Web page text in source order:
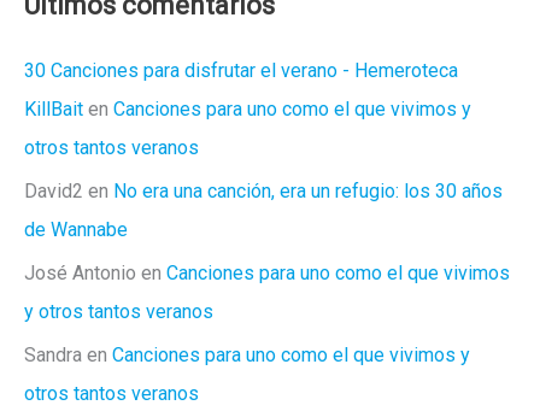
30 Canciones para disfrutar el verano - Hemeroteca
KillBait en Canciones para uno como el que vivimos y
otros tantos veranos
David2 en No era una canción, era un refugio: los 30 años
de Wannabe
José Antonio en Canciones para uno como el que vivimos
y otros tantos veranos
Sandra en Canciones para uno como el que vivimos y
otros tantos veranos